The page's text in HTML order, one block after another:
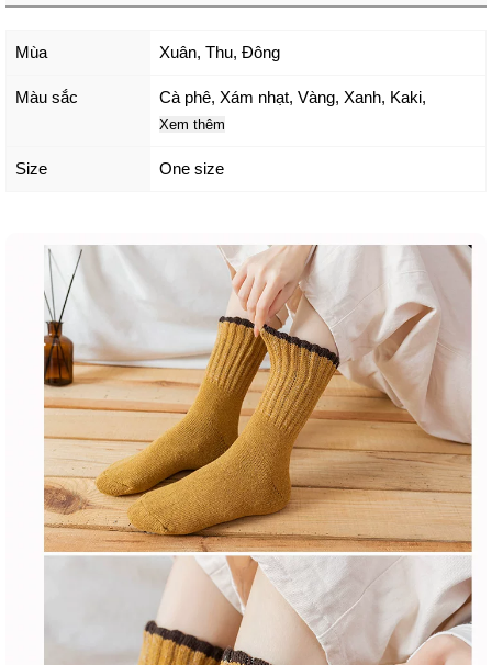
Mùa Xuân, Thu, Đông
Màu sắc Cà phê, Xám nhạt, Vàng, Xanh, Kaki,
Xem thêm
Size One size